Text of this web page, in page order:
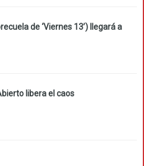
de ‘Viernes 13’) llegará a
libera el caos